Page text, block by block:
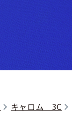
キャロム 3C